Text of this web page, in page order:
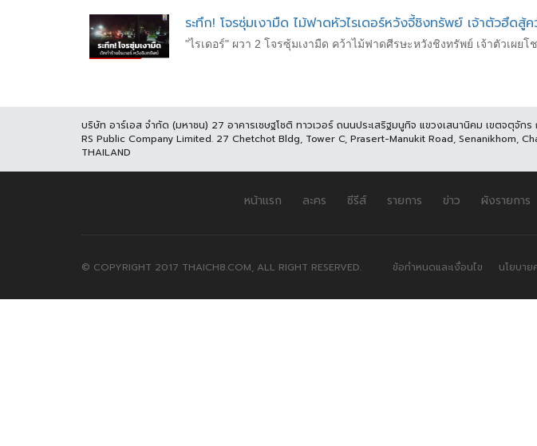
ระทึก! โจรซุ่มเงามืด ไม้ฟาดหัวไรเดอร์หวังจี้ชิงทรัพย์ เจ้าตัวฮึด
"ไรเดอร์" ผวา 2 โจรซุ้มเงามืด คว้าไม้ฟาดศีรษะหวังชิงทรัพย์ เจ้าตัวเผ
บริษัท อาร์เอส จำกัด (มหาชน) 27 อาคารเชษฐโชติ ทาวเวอร์ ถนนประเสริฐมนูกิจ แขวงเสนานิคม เขตจตุจัก
RS Public Company Limited. 27 Chetchot Bldg, Tower C, Prasert-Manukit Road, Senanikhom,
THAILAND
หน้าแรก ละคร ซีรีส์ รายการ ข่าว ผังรายการ
© COPYRIGHT 2017 THAICH8.COM, ALL RIGHT RESERVED. ข้อกำหนดและเงื่อนไข นโยบาย